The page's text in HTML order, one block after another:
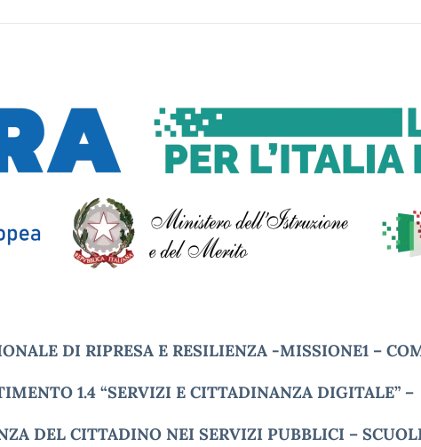
DI RIPRESA E RESILIENZA -MISSIONE1 –
1.4 “SERVIZI E CITTADINANZA DIGITALE” –
DEL CITTADINO NEI SERVIZI PUBBLICI –